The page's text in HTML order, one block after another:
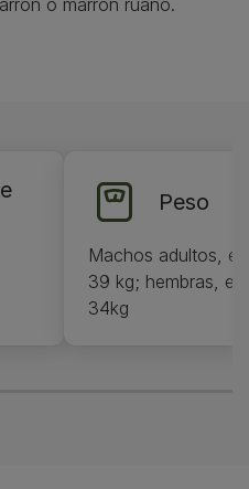
o marrón ruano.
Peso
Machos adultos,
39 kg; hembras,
34kg